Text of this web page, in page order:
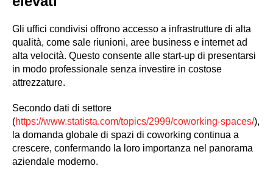
Gli uffici condivisi offrono accesso a infrastrutture di alta
qualità, come sale riunioni, aree business e internet ad
alta velocità. Questo consente alle start-up di presentarsi
in modo professionale senza investire in costose
attrezzature.
Secondo dati di settore
(https://www.statista.com/topics/2999/coworking-spaces/),
la domanda globale di spazi di coworking continua a
crescere, confermando la loro importanza nel panorama
aziendale moderno.